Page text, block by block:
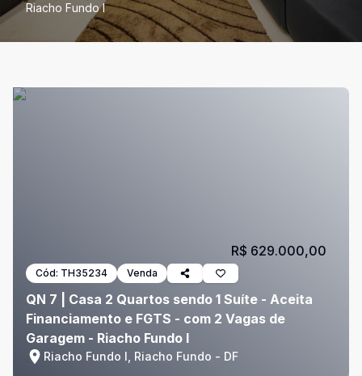
Riacho Fundo I
Cód: TH35234 Venda
QN 7 | Casa 2 Quartos sendo 1 Suíte - Aceita
Financiamento e FGTS - com 2 Vagas de
Garagem - Riacho Fundo I
Riacho Fundo I, Riacho Fundo - DF
R$ 629.000,00